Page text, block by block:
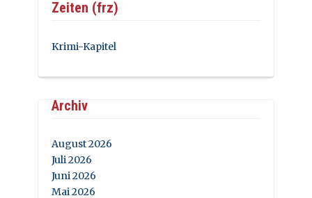
Zeiten (frz)
Krimi-Kapitel
Archiv
August 2026
Juli 2026
Juni 2026
Mai 2026